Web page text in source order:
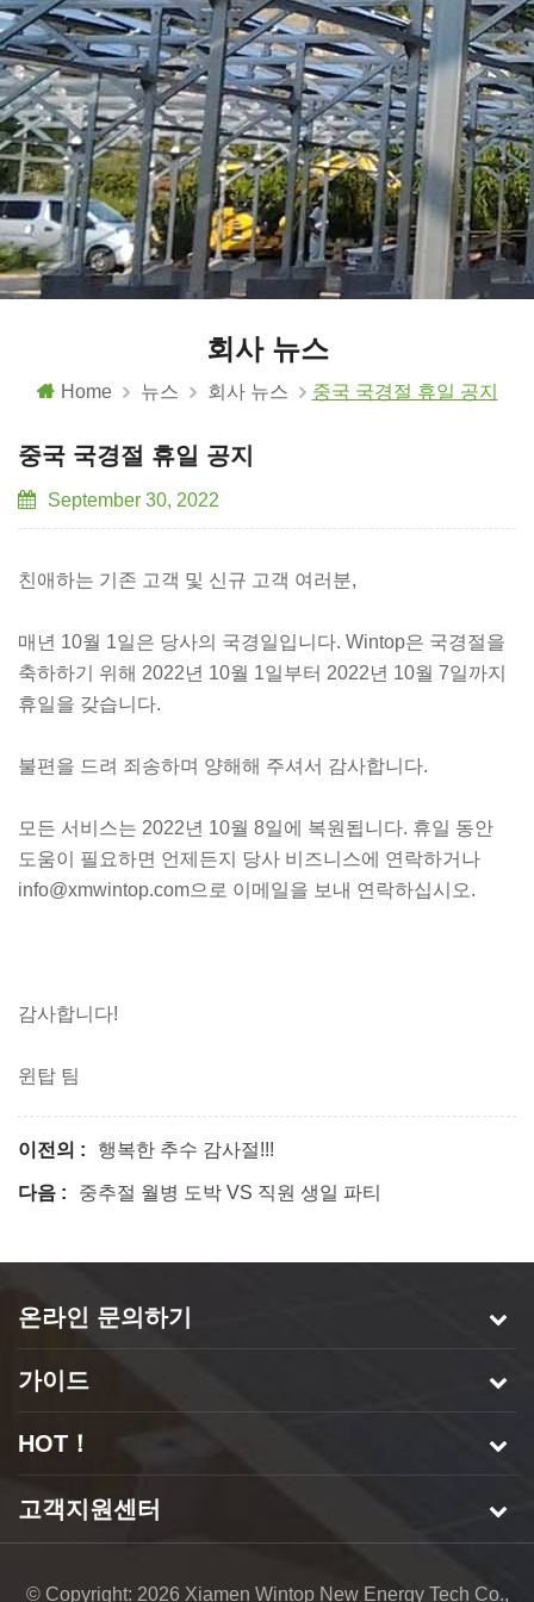
회사 뉴스
Home 뉴스 회사 뉴스 중국 국경절 휴일 공지
중국 국경절 휴일 공지
September 30, 2022
친애하는 기존 고객 및 신규 고객 여러분,
매년 10월 1일은 당사의 국경일입니다. Wintop은 국경절을
축하하기 위해 2022년 10월 1일부터 2022년 10월 7일까지
휴일을 갖습니다.
불편을 드려 죄송하며 양해해 주셔서 감사합니다.
모든 서비스는 2022년 10월 8일에 복원됩니다. 휴일 동안
도움이 필요하면 언제든지 당사 비즈니스에 연락하거나
info@xmwintop.com으로 이메일을 보내 연락하십시오.
감사합니다!
윈탑 팀
이전의 : 행복한 추수 감사절!!!
다음 : 중추절 월병 도박 VS 직원 생일 파티
온라인 문의하기
가이드
HOT！
고객지원센터
© Copyright: 2026 Xiamen Wintop New Energy Tech Co.,